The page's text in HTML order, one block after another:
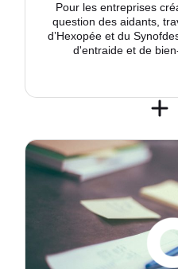
Pour les entreprises
question des aidants,
d’Hexopée et du
d'entraide et de